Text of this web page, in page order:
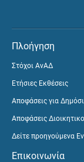
Πλοήγηση
Στόχοι ΑνΑΔ
Ετήσιες Εκθέσεις
Αποφάσεις για
Αποφάσεις
Δείτε προηγούμενα
Επικοινωνία